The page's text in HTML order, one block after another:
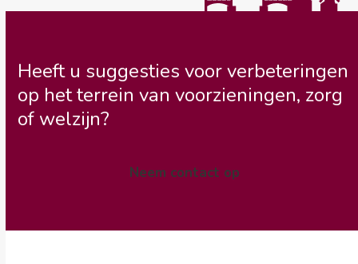
Heeft u suggesties voor verbeteringen
op het terrein van voorzieningen, zorg
of welzijn?
Neem contact op